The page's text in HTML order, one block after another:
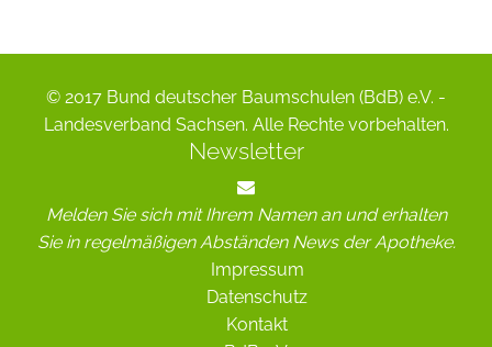
© 2017 Bund deutscher Baumschulen (BdB) e.V. -
Landesverband Sachsen. Alle Rechte vorbehalten.
Newsletter
Melden Sie sich mit Ihrem Namen an und erhalten
Sie in regelmäßigen Abständen News der Apotheke.
Impressum
Datenschutz
Kontakt